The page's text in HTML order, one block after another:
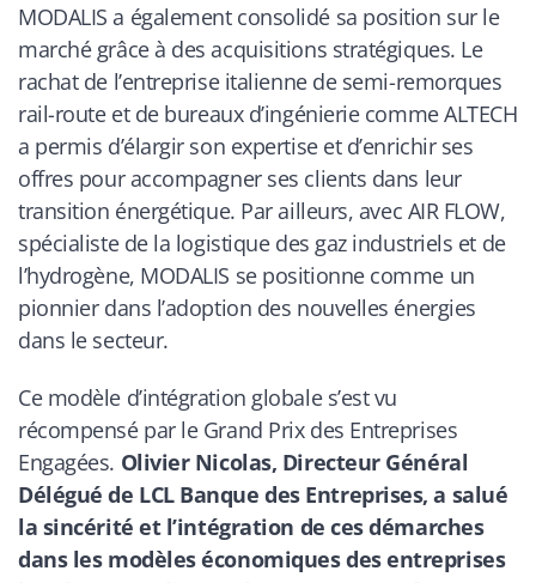
MODALIS a également consolidé sa position sur le
marché grâce à des acquisitions stratégiques. Le
rachat de l’entreprise italienne de semi-remorques
rail-route et de bureaux d’ingénierie comme ALTECH
a permis d’élargir son expertise et d’enrichir ses
offres pour accompagner ses clients dans leur
transition énergétique. Par ailleurs, avec AIR FLOW,
spécialiste de la logistique des gaz industriels et de
l’hydrogène, MODALIS se positionne comme un
pionnier dans l’adoption des nouvelles énergies
dans le secteur.
Ce modèle d’intégration globale s’est vu
récompensé par le Grand Prix des Entreprises
Engagées. Olivier Nicolas, Directeur Général
Délégué de LCL Banque des Entreprises, a salué
la sincérité et l’intégration de ces démarches
dans les modèles économiques des entreprises